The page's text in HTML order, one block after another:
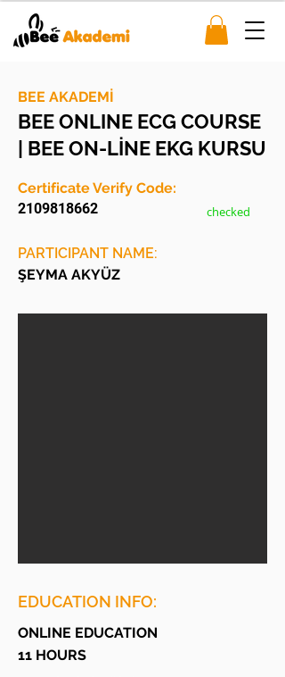
BEE AKADEMİ
BEE ONLINE ECG COURSE
| BEE ON-LİNE EKG KURSU
2109818662
Certificate Verify Code:
checked
PARTICIPANT NAME:
ŞEYMA AKYÜZ
EDUCATION INFO:
ONLINE EDUCATION
11 HOURS